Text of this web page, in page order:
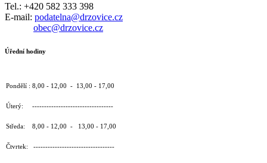
Tel.: +420 582 333 398
E-mail: podatelna@drzovice.cz
obec@drzovice.cz
Úřední hodiny
Pondělí : 8,00 - 12,00 - 13,00 - 17,00
Úterý: ----------------------------------
Středa: 8,00 - 12,00 - 13,00 - 17,00
Čtvrtek: ----------------------------------